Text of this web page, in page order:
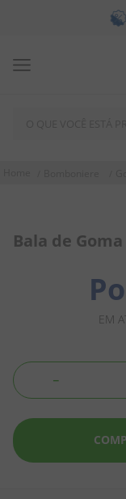
Bala de
EM
－